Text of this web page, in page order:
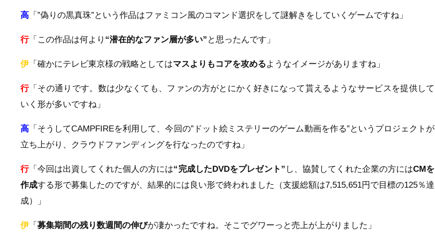
高「”偽りの黒真珠”という作品はファミコン風のコマンド選択をして謎解きをしていくゲームですね」
行「この作品は何より “潜在的なファン層が多い” と思ったんです」
伊「確かにテレビ東京様の戦略としてはマスよりもコアを攻めるようなイメージがありますね」
行「その通りです。数は少なくても、ファンの方がとにかく好きになって貰えるようなサービスを提供して
いく形が多いですね」
高「そうしてCAMPFIREを利用して、今回の”ドット絵ミステリーのゲーム動画を作る”というプロジェクトが
立ち上がり、クラウドファンディングを行なったのですね」
行「今回は出資してくれた個人の方には“完成したDVDをプレゼント” し、協賛してくれた企業の方にはCMを
作成する形で募集したのですが、結果的には良い形で終われました（支援総額は7,515,651円で目標の125％達
成）」
伊「 募集期間の残り数週間の伸びが凄かったですね。そこでグワーっと売上が上がりました」